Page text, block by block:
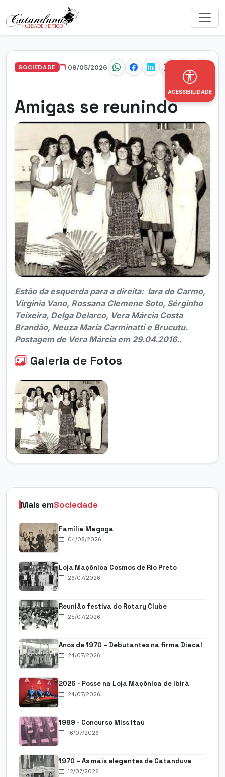
SOCIEDADE 09/05/2026
Amigas se reunindo
Estão da esquerda para a direita: Iara do Carmo,
Virginia Vano, Rossana Clemene Soto, Sérginho
Teixeira, Delga Delarco, Vera Márcia Costa
Brandão, Neuza Maria Carminatti e Brucutu.
Postagem de Vera Márcia em 29.04.2016..
Galeria de Fotos
Mais emSociedade
Família Magoga
04/08/2026
Loja Maçônica Cosmos de Rio Preto
26/07/2026
Reunião festiva do Rotary Clube
25/07/2026
Anos de 1970 – Debutantes na firma Diacal
24/07/2026
2026 - Posse na Loja Maçônica de Ibirá
24/07/2026
1989 - Concurso Miss Itaú
16/07/2026
1970 – As mais elegantes de Catanduva
12/07/2026
ACESSIBILIDADE